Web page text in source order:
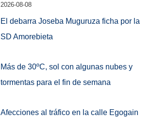
2026-08-08
El debarra Joseba Muguruza ficha por la
SD Amorebieta
Más de 30ºC, sol con algunas nubes y
tormentas para el fin de semana
Afecciones al tráfico en la calle Egogain